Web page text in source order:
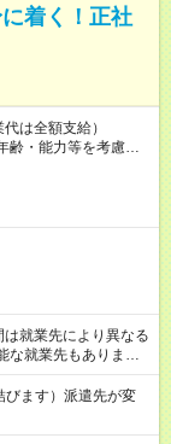
着く！正社
は全額支給）
・能力等を考慮し
上継続したら月1万
就業先により異なる
くるべく、 働き方
びます）派遣先が変